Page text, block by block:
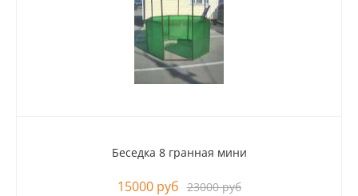
Беседка 8 гранная мини
15000 руб 23000 руб